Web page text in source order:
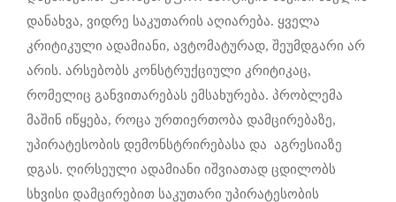
დანახვა, ვიდრე საკუთარის აღიარება. ყველა
კრიტიკული ადამიანი, ავტომატურად, შეუმდგარი არ
არის. არსებობს კონსტრუქციული კრიტიკაც,
რომელიც განვითარებას ემსახურება. პრობლემა
მაშინ იწყება, როცა ურთიერთობა დამცირებაზე,
უპირატესობის დემონსტრირებასა და აგრესიაზე
დგას. ღირსეული ადამიანი იშვიათად ცდილობს
სხვისი დამცირებით საკუთარი უპირატესობის